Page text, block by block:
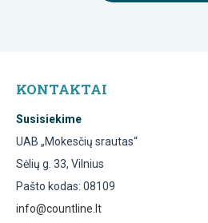
KONTAKTAI
Susisiekime
UAB „Mokesčių srautas“
Sėlių g. 33, Vilnius
Pašto kodas: 08109
info@countline.lt